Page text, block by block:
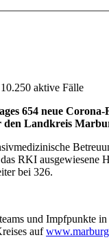
aktive Fälle
654 neue
Landkreis
RKI
bei 326.
und Impfpunkte
auf